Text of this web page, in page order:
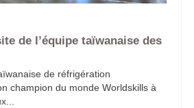
de l’équipe taïwanaise des
de réfrigération
champion du monde Worldskills à